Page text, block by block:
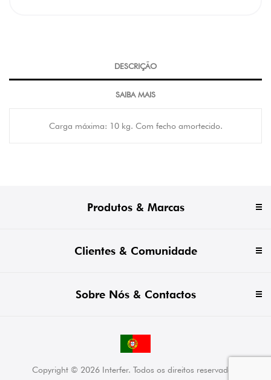
DESCRIÇÃO
SAIBA MAIS
Carga máxima: 10 kg. Com fecho amortecido.
Produtos & Marcas
Clientes & Comunidade
Sobre Nós & Contactos
Copyright © 2026 Interfer. Todos os direitos reservados.